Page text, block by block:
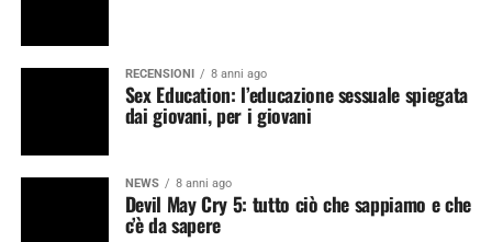
RECENSIONI 8 anni ago
Sex Education: l’educazione sessuale spiegata
dai giovani, per i giovani
NEWS 8 anni ago
Devil May Cry 5: tutto ciò che sappiamo e che
c’è da sapere